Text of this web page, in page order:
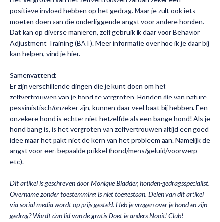
positieve invloed hebben op het gedrag. Maar je zult ook iets
moeten doen aan die onderliggende angst voor andere honden.
Dat kan op diverse manieren, zelf gebruik ik daar voor Behavior
Adjustment Training (BAT). Meer informatie over hoe ik je daar bij
kan helpen, vind je hier.
Samenvattend:
Er zijn verschillende dingen die je kunt doen om het
zelfvertrouwen van je hond te vergroten. Honden die van nature
pessimistisch/onzeker zijn, kunnen daar veel baat bij hebben. Een
onzekere hond is echter niet hetzelfde als een bange hond! Als je
hond bang is, is het vergroten van zelfvertrouwen altijd een goed
idee maar het pakt niet de kern van het probleem aan. Namelijk de
angst voor een bepaalde prikkel (hond/mens/geluid/voorwerp
etc).
Dit artikel is geschreven door Monique Bladder, honden-gedragsspecialist.
Overname zonder toestemming is niet toegestaan. Delen van dit artikel
via social media wordt op prijs gesteld. Heb je vragen over je hond en zijn
gedrag? Wordt dan lid van de gratis Doet ie anders Nooit! Club!